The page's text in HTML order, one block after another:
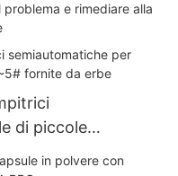
e rimediare alla
di piccole
erbe